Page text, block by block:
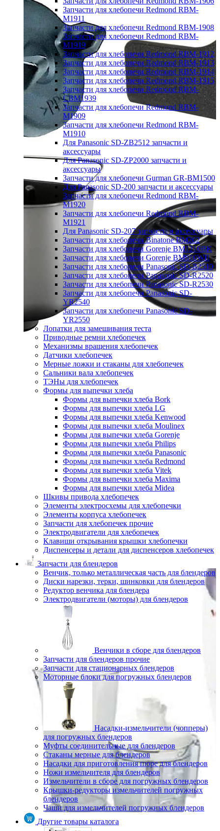
Запчасти для хлебопечи Redmond RBM-
M1911
Запчасти для хлебопечи Redmond RBM-1908
Запчасти для хлебопечи Redmond RBM-
M1919
Запчасти для хлебопечи Redmond RBM-1912
Запчасти для хлебопечи Redmond RBM-1913
Запчасти для хлебопечи Redmond RBM-1914
Запчасти для хлебопечи Redmond RBM-1915
Запчасти для хлебопечи Redmond RBM-
CBM1939
Запчасти для хлебопечи Redmond RBM-
M1909
Запчасти для хлебопечи Redmond RBM-
M1910
Для Panasonic SD-ZB2512 запчасти и
аксессуары
Для Panasonic SD-ZP2000 запчасти и
аксессуары
Запчасти для хлебопечи Gurman GR-BM1500
Для Panasonic SD-200 запчасти и аксессуары
Запчасти для хлебопечи Redmond RBM-
M1920
Запчасти для хлебопечи Redmond RBM-
M1921
Для Panasonic SD-207 запчасти и аксессуары
Запчасти для хлебопечи Binatone BM202
Запчасти для хлебопечи Gorenje BM1210BK
Запчасти для хлебопечи Gorenje BM910WII
Запчасти для хлебопечи Panasonic SD-B2510
Запчасти для хлебопечи Panasonic SD-R2520
Запчасти для хлебопечи Panasonic SD-R2530
Запчасти для хлебопечи Panasonic SD-
YR2540
Запчасти для хлебопечи Panasonic SD-
YR2550
Лопатки для замешивания теста
Приводные ремни хлебопечек
Механизмы вращения хлебопечек
Датчики хлебопечек
Мерные ложки и стаканы для хлебопечек
Сальники вала хлебопечек
ТЭНы для хлебопечек
Формы для выпечки хлеба
Формы для выпечки хлеба Bork
Формы для выпечки хлеба LG
Формы для выпечки хлеба Kenwood
Формы для выпечки хлеба Moulinex
Формы для выпечки хлеба Gorenje
Формы для выпечки хлеба Philips
Формы для выпечки хлеба Panasonic
Формы для выпечки хлеба Redmond
Формы для выпечки хлеба Vitek
Формы для выпечки хлеба Maxima
Формы для выпечки хлеба Midea
Шкивы привода хлебопечек
Элементы электросхемы для хлебопечки
Элементы корпуса хлебопечек
Запчасти для хлебопечек прочие
Электродвигатели для хлебопечек
Клавиши открывания крышки хлебопечки
Диспенсеры и детали для диспенсеров хлебопечек
Запчасти для блендеров
Венчик, только металлическая часть для блендеров
Диски нарезки, терки, шинковки для блендеров
Редуктор венчика для блендера
Электродвигатели (моторы) для блендеров
Венчики в сборе для блендеров
Запчасти для блендеров прочие
Запчасти для стационарных блендеров
Моторные блоки для погружных блендеров
Насадки-измельчители (чопперы)
для погружных блендеров
Муфты соединительные для блендеров
Стаканы мерные для блендеров
Насадки для приготовления пюре для блендеров
Ножи измельчителя для блендеров
Измельчители в сборе для погружных блендеров
Крышки-редукторы измельчителей погружных
блендеров
Чаши для измельчителей погружных блендеров
Другие товары каталога